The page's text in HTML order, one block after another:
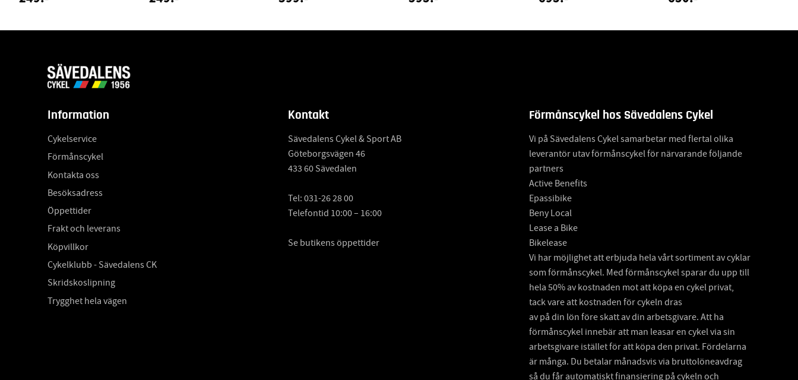
Information
Cykelservice
Förmånscykel
Kontakta oss
Besöksadress
Öppettider
Frakt och leverans
Köpvillkor
Cykelklubb - Sävedalens CK
Skridskoslipning
Trygghet hela vägen
Kontakt
Sävedalens Cykel & Sport AB
Göteborgsvägen 46
433 60 Sävedalen
Tel:031-26 28 00
Telefontid 10:00 – 16:00
Se butikens öppettider
Förmånscykel hos Sävedalens Cykel
Vi på Sävedalens Cykel samarbetar med flertal olika
leverantör utav förmånscykel för närvarande följande
partners
Active Benefits
Epassibike
Beny Local
Lease a Bike
Bikelease
Vi har möjlighet att erbjuda hela vårt sortiment av cyklar
som förmånscykel. Med förmånscykel sparar du upp till
hela 50% av kostnaden mot att köpa en cykel privat,
tack vare att kostnaden för cykeln dras
av på din lön före skatt av din arbetsgivare. Att ha
förmånscykel innebär att man leasar en cykel via sin
arbetsgivare istället för att köpa den privat. Fördelarna
är många. Du betalar månadsvis via bruttolöneavdrag
så du får automatiskt finansiering på cykeln och